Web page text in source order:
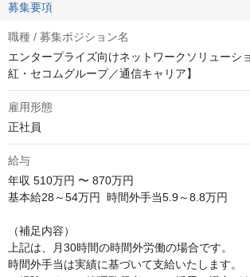
募集要項
職種 / 募集ポジション名
エンタープライズ向けネットワークソリューシ
紅・セコムグループ／通信キャリア】
雇用形態
正社員
給与
年収 510万円 〜 870万円
基本給28～54万円  時間外手当5.9～8.8万円
（補足内容）
上記は、月30時間の時間外労働の場合です。
時間外手当は実績に基づいて支給いたします。